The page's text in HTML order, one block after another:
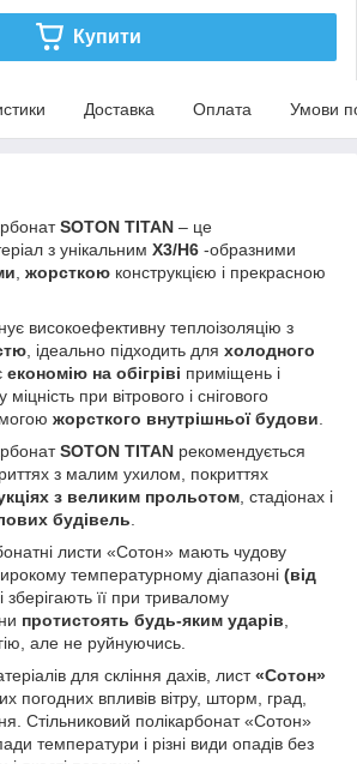
Купити
Доставка Оплата Умови
SOTON TITAN – це
з унікальним Х3/Н6 -образними
жорсткою конструкцією і прекрасною
високоефективну теплоізоляцію з
, ідеально підходить для холодного
економію на обігріві приміщень і
при вітрового і снігового
жорсткого внутрішньої будови
SOTON TITAN рекомендується
з малим ухилом, покриттях
з великим прольотом , стадіонах і
будівель
листи «Сотон» мають чудову
температурному діапазоні (від
і зберігають її при тривалому
протистоять будь-яким ударів
але не руйнуючись.
для скління дахів, лист«Сотон»
погодних впливів вітру, шторм, град,
Стільниковий полікарбонат «Сотон»
температури і різні види опадів без